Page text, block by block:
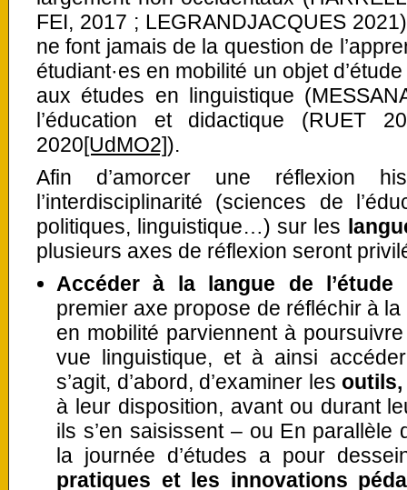
FEI, 2017 ; LEGRANDJACQUES
ne font jamais de la question de
étudiant·es en mobilité un objet
aux études en linguistique
l’éducation et didactique (RUET
2020[UdMO2]).
Afin d’amorcer une réflexion
l’interdisciplinarité (sciences de
politiques, linguistique…) sur les
plusieurs axes de réflexion seront
Accéder à la langue de
premier axe propose de réfléchir à
en mobilité parviennent à
vue linguistique, et à ainsi
s’agit, d’abord, d’examiner les
à leur disposition, avant ou durant
ils s’en saisissent – ou En parallèle
la journée d’études a pour
pratiques et les innovations